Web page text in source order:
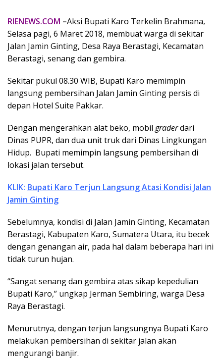
RIENEWS.COM –Aksi Bupati Karo Terkelin Brahmana,
Selasa pagi, 6 Maret 2018, membuat warga di sekitar
Jalan Jamin Ginting, Desa Raya Berastagi, Kecamatan
Berastagi, senang dan gembira.
Sekitar pukul 08.30 WIB, Bupati Karo memimpin
langsung pembersihan Jalan Jamin Ginting persis di
depan Hotel Suite Pakkar.
Dengan mengerahkan alat beko, mobil graderdari
Dinas PUPR, dan dua unit truk dari Dinas Lingkungan
Hidup. Bupati memimpin langsung pembersihan di
lokasi jalan tersebut.
KLIK: Bupati Karo Terjun Langsung Atasi Kondisi Jalan
Jamin Ginting
Sebelumnya, kondisi di Jalan Jamin Ginting, Kecamatan
Berastagi, Kabupaten Karo, Sumatera Utara, itu becek
dengan genangan air, pada hal dalam beberapa hari ini
tidak turun hujan.
“Sangat senang dan gembira atas sikap kepedulian
Bupati Karo,” ungkap Jerman Sembiring, warga Desa
Raya Berastagi.
Menurutnya, dengan terjun langsungnya Bupati Karo
melakukan pembersihan di sekitar jalan akan
mengurangi banjir.